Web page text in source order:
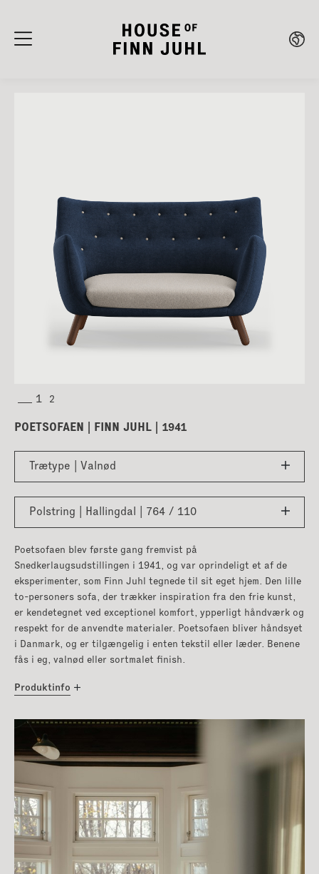
POETSOFAEN | FINN JUHL | 1941
Trætype | Valnød
Polstring | Hallingdal | 764 / 110
Poetsofaen blev første gang fremvist på
Snedkerlaugsudstillingen i 1941, og var oprindeligt et af de
eksperimenter, som Finn Juhl tegnede til sit eget hjem. Den lille
to-personers sofa, der trækker inspiration fra den frie kunst,
er kendetegnet ved exceptionel komfort, ypperligt håndværk og
respekt for de anvendte materialer. Poetsofaen bliver håndsyet
i Danmark, og er tilgængelig i enten tekstil eller læder. Benene
fås i eg, valnød eller sortmalet finish.
Produktinfo